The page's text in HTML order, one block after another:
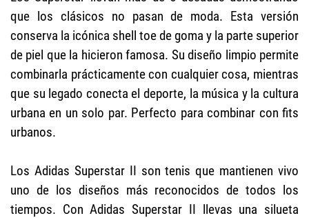
que los clásicos no pasan de moda. Esta versión
conserva la icónica shell toe de goma y la parte superior
de piel que la hicieron famosa. Su diseño limpio permite
combinarla prácticamente con cualquier cosa, mientras
que su legado conecta el deporte, la música y la cultura
urbana en un solo par. Perfecto para combinar con fits
urbanos.
Los Adidas Superstar II son tenis que mantienen vivo
uno de los diseños más reconocidos de todos los
tiempos. Con Adidas Superstar II llevas una silueta